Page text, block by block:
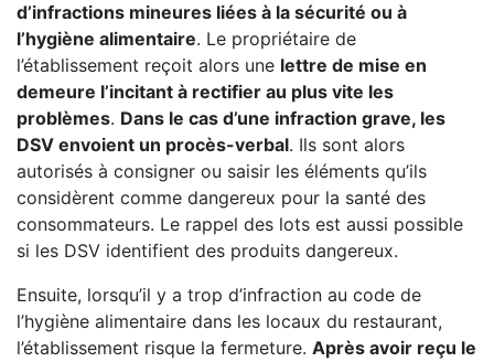
d’infractions mineures liées à la sécurité ou à
l’hygiène alimentaire. Le propriétaire de
l’établissement reçoit alors une lettre de mise en
demeure l’incitant à rectifier au plus vite les
problèmes. Dans le cas d’une infraction grave, les
DSV envoient un procès-verbal. Ils sont alors
autorisés à consigner ou saisir les éléments qu’ils
considèrent comme dangereux pour la santé des
consommateurs. Le rappel des lots est aussi possible
si les DSV identifient des produits dangereux.
Ensuite, lorsqu’il y a trop d’infraction au code de
l’hygiène alimentaire dans les locaux du restaurant,
l’établissement risque la fermeture. Après avoir reçu le